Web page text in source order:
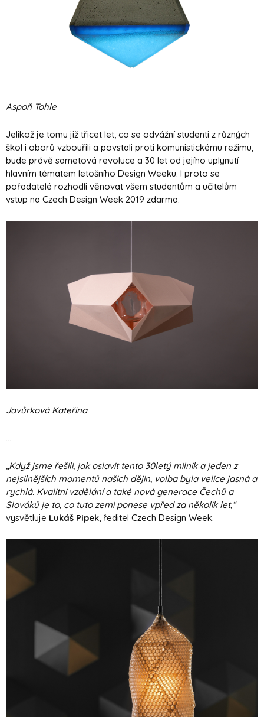
Aspoň Tohle
Jelikož je tomu již třicet let, co se odvážní studenti z různých
škol i oborů vzbouřili a povstali proti komunistickému režimu,
bude právě sametová revoluce a 30 let od jejího uplynutí
hlavním tématem letošního Design Weeku. I proto se
pořadatelé rozhodli věnovat všem studentům a učitelům
vstup na Czech Design Week 2019 zdarma.
Javůrková Kateřina
...
„Když jsme řešili, jak oslavit tento 30letý milník a jeden z
nejsilnějších momentů našich dějin, volba byla velice jasná a
rychlá. Kvalitní vzdělání a také nová generace Čechů a
Slováků je to, co tuto zemi ponese vpřed za několik let,“
vysvětluje Lukáš Pipek, ředitel Czech Design Week.